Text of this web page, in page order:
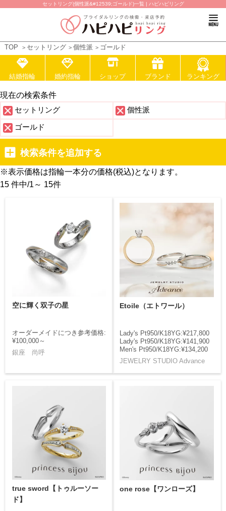
セットリング(個性派&#12539;ゴールド)一覧 | ハピハピリング
TOP セットリング 個性派 ゴールド
結婚指輪 婚約指輪 ショップ ブランド ランキング
現在の検索条件
セットリング 個性派
ゴールド
検索条件を追加する
※表示価格は指輪一本分の価格(税込)となります。
15 件中/1～ 15件
空に輝く双子の星
オーダーメイドにつき参考価格:
¥100,000～
銀座 尚呼
Etoile（エトワール）
Lady's Pt950/K18YG:¥217,800
Lady's Pt950/K18YG:¥141,900
Men's Pt950/K18YG:¥134,200
JEWELRY STUDIO Advance
true sword【トゥルーソー
ド】
one rose【ワンローズ】